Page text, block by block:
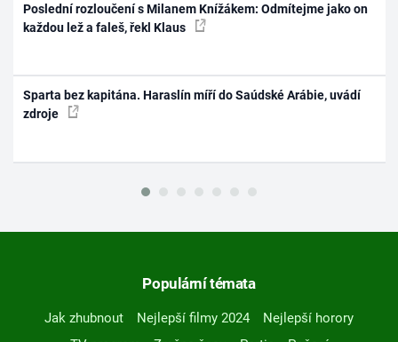
Poslední rozloučení s Milanem Knížákem: Odmítejme jako on
každou lež a faleš, řekl Klaus
Sparta bez kapitána. Haraslín míří do Saúdské Arábie, uvádí
zdroje
Populární témata
Jak zhubnout Nejlepší filmy 2024
Nejlepší horory